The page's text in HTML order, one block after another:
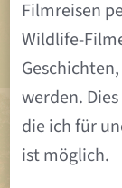
Filmreisen
Wildlife-
werden.
die ich für
ist möglich.